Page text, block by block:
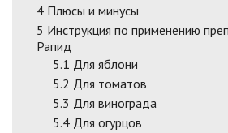
4 Плюсы и минусы
5 Инструкция по применению
Рапид
5.1 Для яблони
5.2 Для томатов
5.3 Для винограда
5.4 Для огурцов